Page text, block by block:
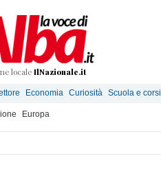
localeIlNazionale.it
Economia Curiosità Scuola e corsi
Europa